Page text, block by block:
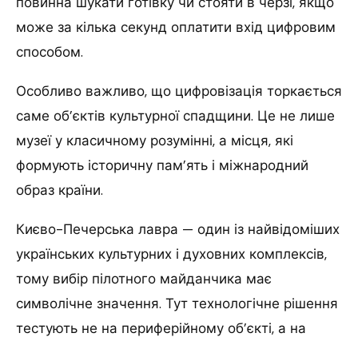
може за кілька секунд оплатити вхід цифровим
способом.
Особливо важливо, що цифровізація торкається
саме об’єктів культурної спадщини. Це не лише
музеї у класичному розумінні, а місця, які
формують історичну пам’ять і міжнародний
образ країни.
Києво-Печерська лавра — один із найвідоміших
українських культурних і духовних комплексів,
тому вибір пілотного майданчика має
символічне значення. Тут технологічне рішення
тестують не на периферійному об’єкті, а на